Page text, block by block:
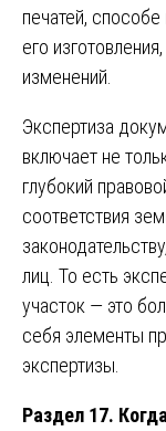
печатей,
его
изменений.
Экспертиза
включает не
глубокий
соответствия
лиц. То есть
участок — это
себя элементы
экспертизы.
Раздел 17.